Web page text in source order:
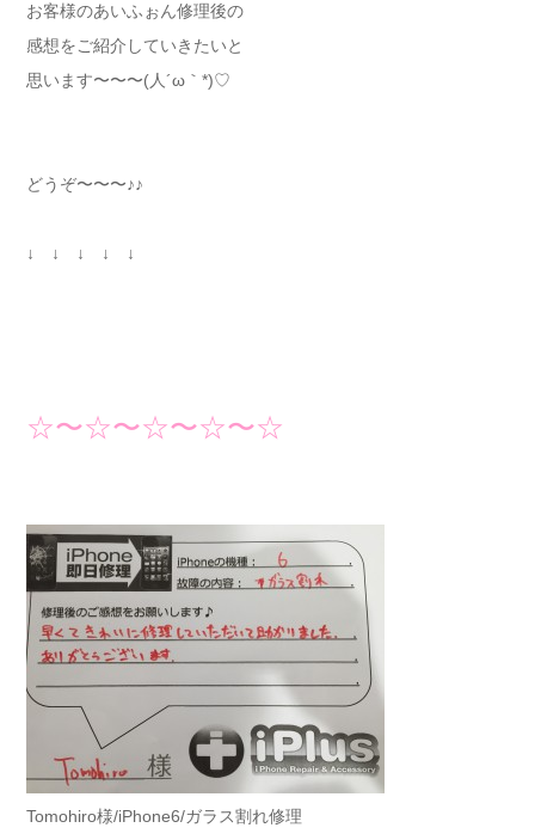
お客様のあいふぉん修理後の
感想をご紹介していきたいと
思います〜〜〜(人´ω｀*)♡
どうぞ〜〜〜♪♪
↓ ↓ ↓ ↓ ↓
☆〜☆〜☆〜☆〜☆
Tomohiro様/iPhone6/ガラス割れ修理